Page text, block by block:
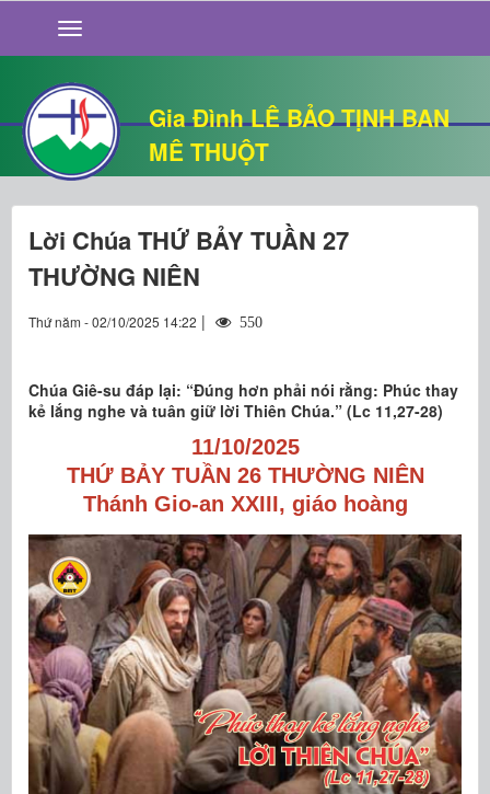
Gia Đình LÊ BẢO TỊNH BAN
MÊ THUỘT
GIỚI THIỆU
TIN TỨC
SỐNG ĐẠO
CHUYỆN NHÀ
QUÁN VĂN
THƯ GIÃN
Lời Chúa THỨ BẢY TUẦN 27
THƯỜNG NIÊN
Thứ năm - 02/10/2025 14:22 | 550
Chúa Giê-su đáp lại: “Đúng hơn phải nói rằng: Phúc thay
kẻ lắng nghe và tuân giữ lời Thiên Chúa.” (Lc 11,27-28)
11/10/2025
THỨ BẢY TUẦN 26 THƯỜNG NIÊN
Thánh Gio-an XXIII, giáo hoàng